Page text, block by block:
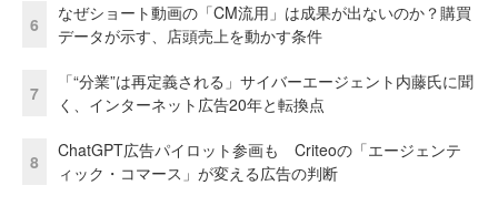
6
なぜショート動画の「CM流用」は成果が出ないのか？購買
データが示す、店頭売上を動かす条件
7
「“分業”は再定義される」サイバーエージェント内藤氏に聞
く、インターネット広告20年と転換点
8
ChatGPT広告パイロット参画も Criteoの「エージェンテ
ィック・コマース」が変える広告の判断